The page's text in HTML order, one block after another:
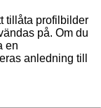
tillåta profilbilder
på. Om du
en
anledning till